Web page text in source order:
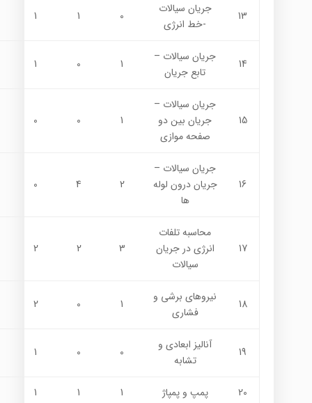
13
جريان سيالات
-خط انرژي
0
1
1
14
جريان سيالات –
تابع جريان
1
0
1
15
جريان سيالات –
جريان بين دو
صفحه موازي
1
0
0
16
جريان سيالات –
جريان درون لوله
ها
2
4
0
17
محاسبه تلفات
انرژي در جريان
سيالات
3
2
2
18
نيروهاي برشي و
فشاري
1
0
2
19
آناليز ابعادي و
تشابه
0
0
1
20 پمپ و پمپاژ 1
1
1